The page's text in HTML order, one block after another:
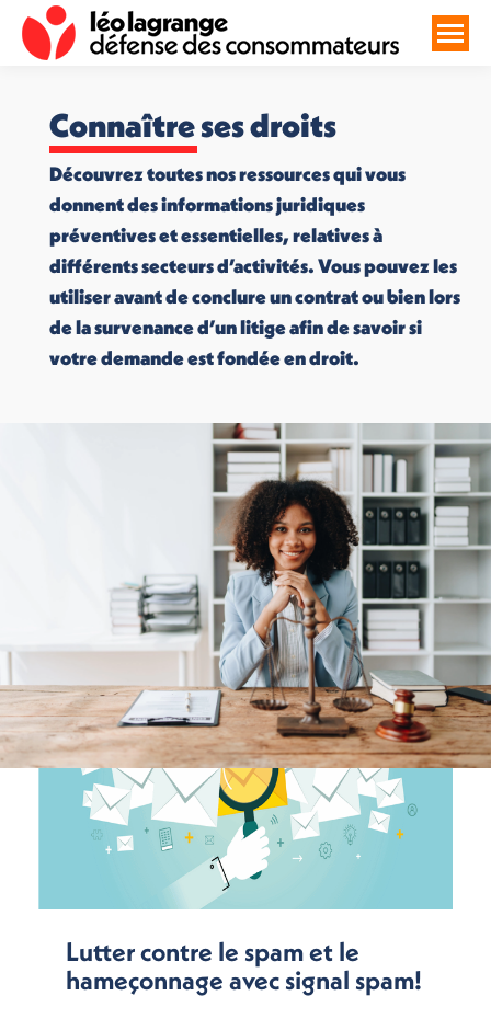
Connaître ses droits
Découvrez toutes nos ressources qui vous
donnent des informations juridiques
préventives et essentielles, relatives à
différents secteurs d’activités. Vous pouvez les
utiliser avant de conclure un contrat ou bien lors
de la survenance d’un litige afin de savoir si
votre demande est fondée en droit.
Lutter contre le spam et le
hameçonnage avec signal spam!